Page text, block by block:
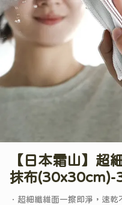
【日本霜山】超
抹布(30x30cm)-
．超細纖維面一擦即淨，速乾